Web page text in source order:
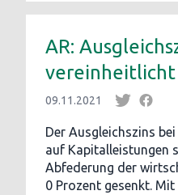
AR:
vereinheitlicht
09.11.2021
Der Ausgleichszins bei
auf Kapitalleistungen
Abfederung der
0 Prozent gesenkt.